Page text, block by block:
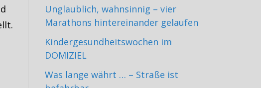
Unglaublich, wahnsinnig – vier
Marathons hintereinander gelaufen
Kindergesundheitswochen im
DOMIZIEL
Was lange währt … – Straße ist